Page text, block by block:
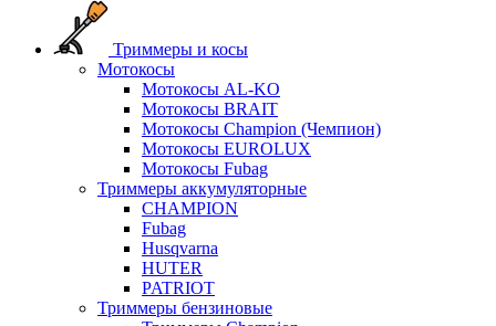
Триммеры и косы
Мотокосы
Мотокосы AL-KO
Мотокосы BRAIT
Мотокосы Champion (Чемпион)
Мотокосы EUROLUX
Мотокосы Fubag
Триммеры аккумуляторные
CHAMPION
Fubag
Husqvarna
HUTER
PATRIOT
Триммеры бензиновые